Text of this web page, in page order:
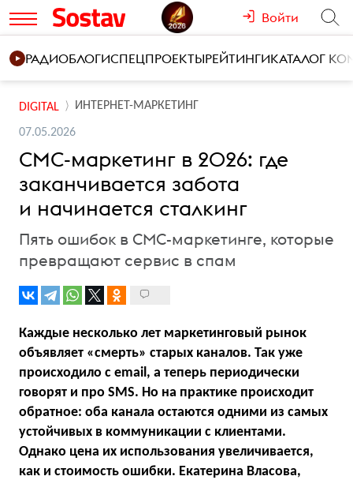
Войти
РАДИОБЛОГИСПЕЦПРОЕКТЫРЕЙТИНГИКАТАЛОГ
DIGITAL ИНТЕРНЕТ-МАРКЕТИНГ
07.05.2026
СМС-маркетинг в 2026: где
заканчивается забота
и начинается сталкинг
Пять ошибок в СМС-маркетинге, которые
превращают сервис в спам
Каждые несколько лет маркетинговый рынок
объявляет «смерть» старых каналов. Так уже
происходило с email, а теперь периодически
говорят и про SMS. Но на практике происходит
обратное: оба канала остаются одними из самых
устойчивых в коммуникации с клиентами.
Однако цена их использования увеличивается,
как и стоимость ошибки. Екатерина Власова,